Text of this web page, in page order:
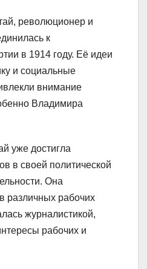
революционер и
к
в 1914 году. Её идеи
и социальные
внимание
Владимира
уже достигла
в своей политической
Она
различных рабочих
журналистикой,
рабочих и